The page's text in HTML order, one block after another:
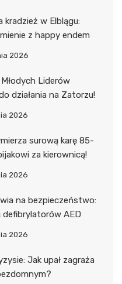
kradzież w Elblągu:
z happy endem
2026
Liderów
działania na Zatorzu!
2026
surową karę 85-
za kierownicą!
2026
na bezpieczeństwo:
defibrylatorów AED
2026
Jak upał zagraża